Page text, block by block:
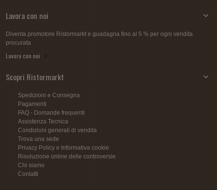
Lavora con noi
Diventa promotore Ristormarkt e guadagna fino al 5 % per ogni vendita
procurata
Lavora con noi
Scopri Ristormarkt
Spedizioni e Consegna
Pagamenti
FAQ - Domande frequenti
Assistenza Tecnica
Condizioni generali di vendita
Trova una sede
Privacy Policy e Informativa cookie
Risoluzione online delle controversie
Chi siamo
Contatti